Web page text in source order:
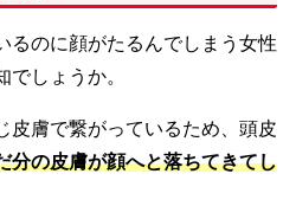
るのに顔がたるんでしまう女性
しょうか。
皮膚で繋がっているため、頭皮
分の皮膚が顔へと落ちてきてし